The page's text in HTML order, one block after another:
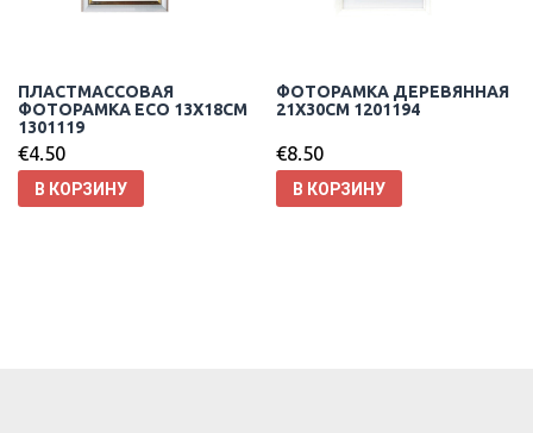
ПЛАСТМАССОВАЯ
ФОТОРАМКА ECO 13X18CM
1301119
€4.50
В КОРЗИНУ
ФОТОРАМКА ДЕРЕВЯННАЯ
21X30CM 1201194
€8.50
В КОРЗИНУ